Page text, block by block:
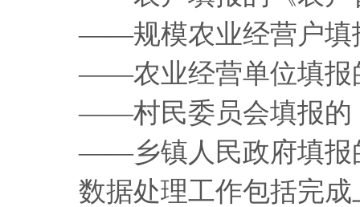
——规模农业经营户填
——农业经营单位填报
——村民委员会填报的
——乡镇人民政府填报
数据处理工作包括完